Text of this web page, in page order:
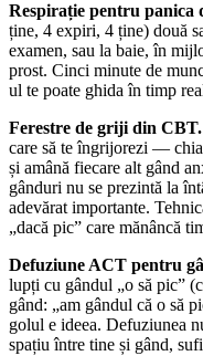
Respirație pentru panica
ține, 4 expiri, 4 ține) două
examen, sau la baie, în
prost. Cinci minute de
ul te poate ghida în timp
Ferestre de griji din CBT.
care să te îngrijorezi —
și amână fiecare alt gând
gânduri nu se prezintă la
adevărat importante.
„dacă pic” care mănâncă
Defuziune ACT pentru
lupți cu gândul „o să pic”
gând: „am gândul că o să
golul e ideea. Defuziunea
spațiu între tine și gând,